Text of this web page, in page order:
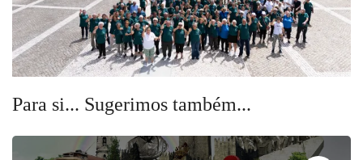
Para si... Sugerimos também...